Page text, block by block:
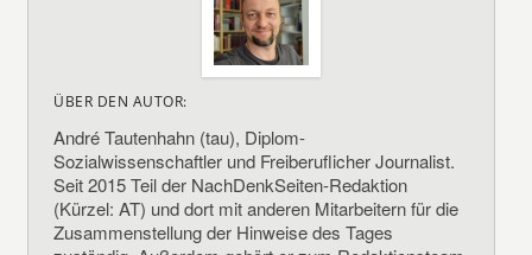
ÜBER DEN AUTOR:
André Tautenhahn (tau), Diplom-
Sozialwissenschaftler und Freiberuflicher Journalist.
Seit 2015 Teil der NachDenkSeiten-Redaktion
(Kürzel: AT) und dort mit anderen Mitarbeitern für die
Zusammenstellung der Hinweise des Tages